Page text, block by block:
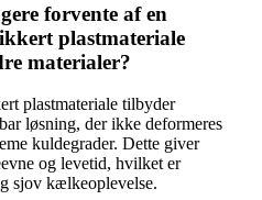
forvente af en
plastmateriale
materialer?
plastmateriale tilbyder
løsning, der ikke deformeres
kuldegrader. Dette giver
og levetid, hvilket er
sjov kælkeoplevelse.